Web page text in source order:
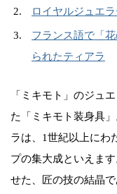
ロイヤルジュエ
フランス語で「
られたティアラ
「ミキモト」のジュ
た「ミキモト装身具
ラは、1世紀以上にわ
プの集大成といえま
せた、匠の技の結晶